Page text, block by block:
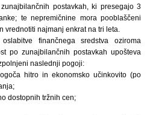
postavkah, ki presegajo 3
te nepremičnine mora pooblaščeni
najmanj enkrat na tri leta.
finančnega sredstva oziroma
po zunajbilančnih postavkah upošteva
naslednji pogoji:
hitro in ekonomsko učinkovito (po
dostopnih tržnih cen;